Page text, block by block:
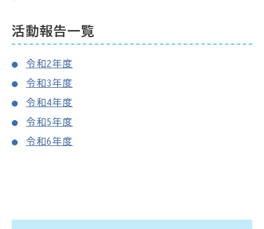
活動報告一覧
令和2年度
令和3年度
令和4年度
令和5年度
令和6年度